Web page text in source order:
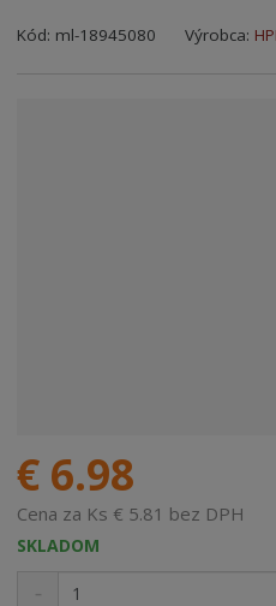
r
Kód: ml-18945080 Výrobca:
€ 6.98
Cena za Ks € 5.81 bez DPH
SKLADOM